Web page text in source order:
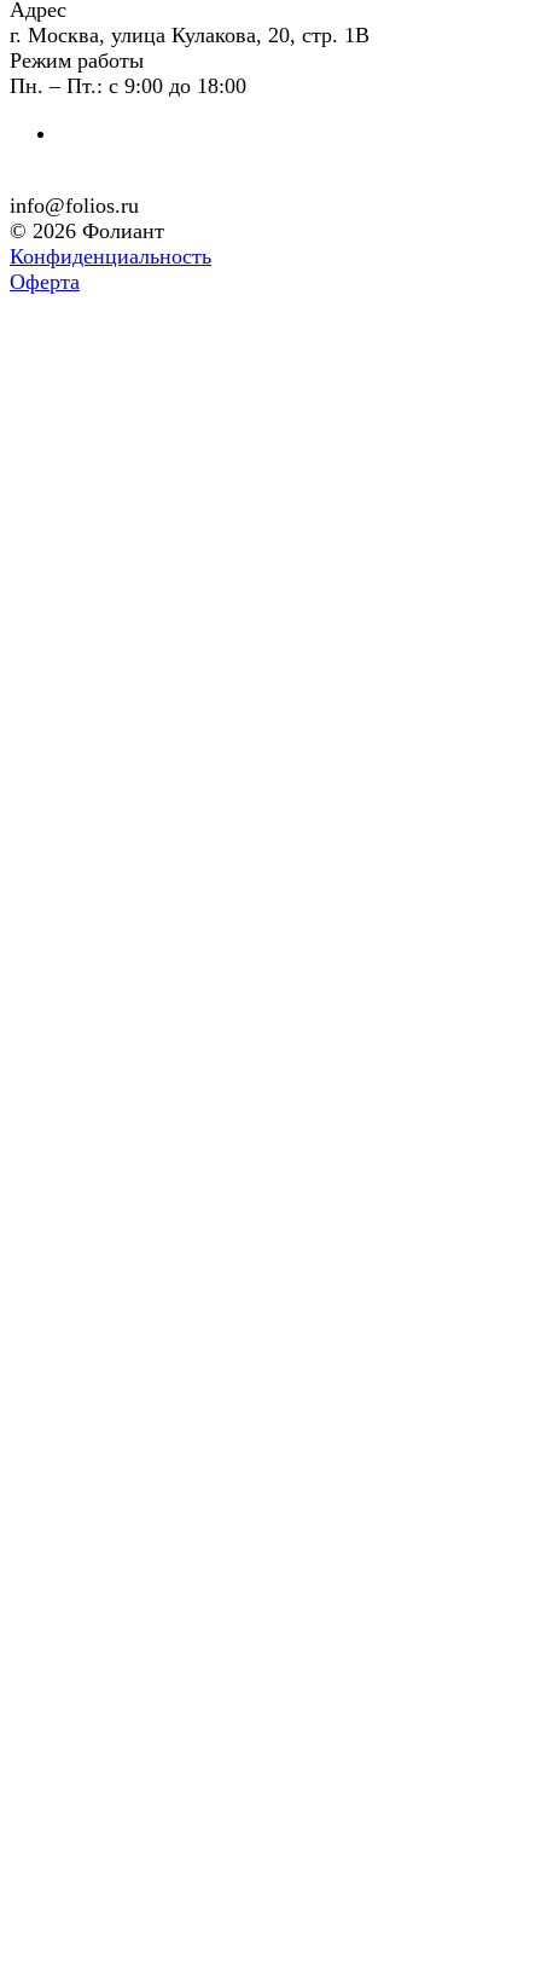
Адрес
г. Москва, улица Кулакова, 20, стр. 1В
Режим работы
Пн. – Пт.: с 9:00 до 18:00
info@folios.ru
© 2026 Фолиант
Конфиденциальность
Оферта